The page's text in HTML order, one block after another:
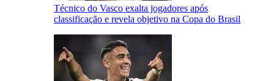
Técnico do Vasco exalta jogadores após
classificação e revela objetivo na Copa do Brasil